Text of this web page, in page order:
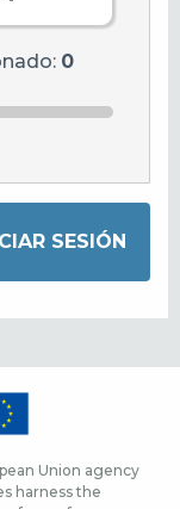
0
Union agency
harness the